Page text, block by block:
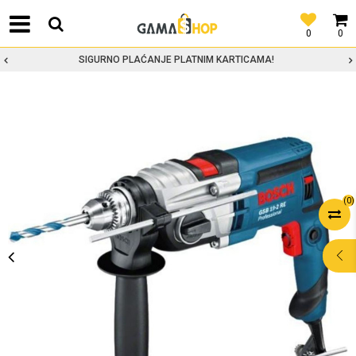
0
0
SIGURNO PLAĆANJE PLATNIM KARTICAMA!
(0)